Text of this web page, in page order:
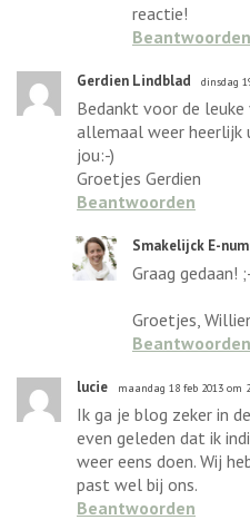
reactie!
Beantwoorden
Gerdien Lindblad dinsdag
Bedankt voor de
allemaal weer
jou:-)
Groetjes Gerdien
Beantwoorden
Smakelijck E-
Graag gedaan!
Groetjes,
Beantwoorden
lucie maandag 18 feb 2013 om
Ik ga je blog zeker in
even geleden dat ik
weer eens doen. Wij
past wel bij ons.
Beantwoorden